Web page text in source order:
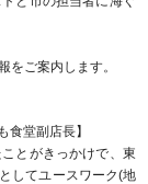
ご案内します。
食堂副店長】
とがきっかけで、東
してユースワーク(地